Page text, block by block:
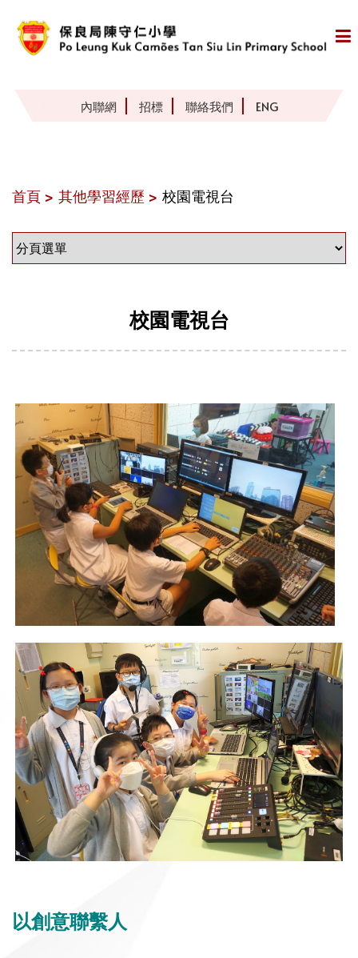
內聯網 招標 聯絡我們 ENG
首頁 > 其他學習經歷 > 校園電視台
校園電視台
以創意聯繫人